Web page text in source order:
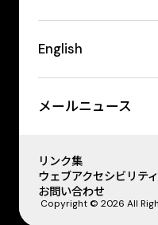
English
メールニュース
リンク集
ウェブアクセシビリテ
お問い合わせ
Copyright © 2026 All